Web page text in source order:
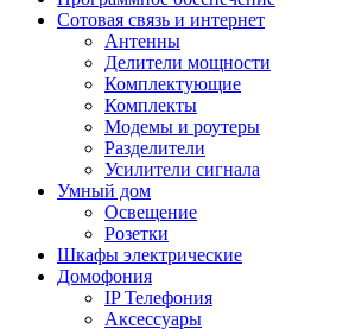
Сотовая связь и интернет
Антенны
Делители мощности
Комплектующие
Комплекты
Модемы и роутеры
Разделители
Усилители сигнала
Умный дом
Освещение
Розетки
Шкафы электрические
Домофония
IP Телефония
Аксессуары